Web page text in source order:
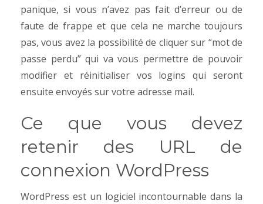
panique, si vous n’avez pas fait d’erreur ou de
faute de frappe et que cela ne marche toujours
pas, vous avez la possibilité de cliquer sur “mot de
passe perdu” qui va vous permettre de pouvoir
modifier et réinitialiser vos logins qui seront
ensuite envoyés sur votre adresse mail.
Ce que vous devez
retenir des URL de
connexion WordPress
WordPress est un logiciel incontournable dans la